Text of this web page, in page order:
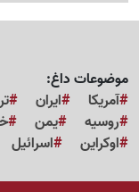
موضوعات داغ:
آمریکا
ایران
روسیه
یمن
اوکراین
اسرائیل